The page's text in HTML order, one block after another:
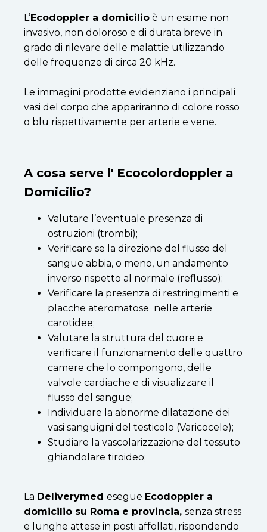
L’Ecodoppler a domicilio è un esame non
invasivo, non doloroso e di durata breve in
grado di rilevare delle malattie utilizzando
delle frequenze di circa 20 kHz.
Le immagini prodotte evidenziano i principali
vasi del corpo che appariranno di colore rosso
o blu rispettivamente per arterie e vene.
A cosa serve l' Ecocolordoppler a
Domicilio?
Valutare l’eventuale presenza di
ostruzioni (trombi);
Verificare se la direzione del flusso del
sangue abbia, o meno, un andamento
inverso rispetto al normale (reflusso);
Verificare la presenza di restringimenti e
placche ateromatose nelle arterie
carotidee;
Valutare la struttura del cuore e
verificare il funzionamento delle quattro
camere che lo compongono, delle
valvole cardiache e di visualizzare il
flusso del sangue;
Individuare la abnorme dilatazione dei
vasi sanguigni del testicolo (Varicocele);
Studiare la vascolarizzazione del tessuto
ghiandolare tiroideo;
La Deliverymed esegue Ecodoppler a
domicilio su Roma e provincia, senza stress
e lunghe attese in posti affollati, rispondendo